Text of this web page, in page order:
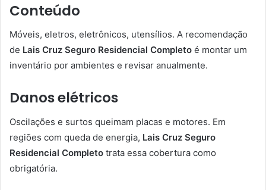
Conteúdo
Móveis, eletros, eletrônicos, utensílios. A recomendação
de Lais Cruz Seguro Residencial Completo é montar um
inventário por ambientes e revisar anualmente.
Danos elétricos
Oscilações e surtos queimam placas e motores. Em
regiões com queda de energia, Lais Cruz Seguro
Residencial Completo trata essa cobertura como
obrigatória.